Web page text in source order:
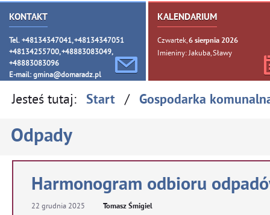
KONTAKT
Tel. +48134347041, +48134347051
+48134255700, +48883083049,
+48883083096
E-mail: gmina@domaradz.pl
KALENDARIUM
Czwartek, 6sierpnia 2026
Imieniny: Jakuba, Sławy
Jesteś tutaj: Start / Gospodarka
Odpady
Harmonogram odbioru
22 grudnia 2025 Tomasz Śmigiel